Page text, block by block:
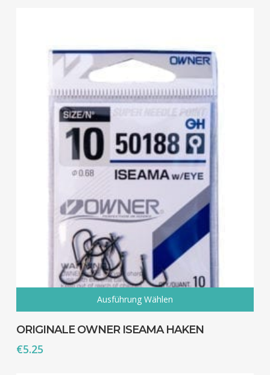
Produktseite
Ausführung Wählen
Produkt
mehrere
ORIGINALE OWNER ISEAMA HAKEN
€5.25